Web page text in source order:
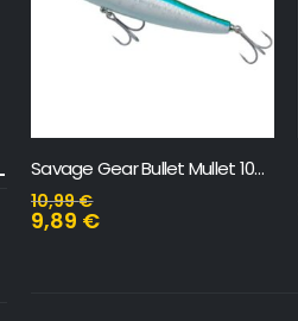
Savage Gear Bullet Mullet 10cm
10,99€
9,89 €